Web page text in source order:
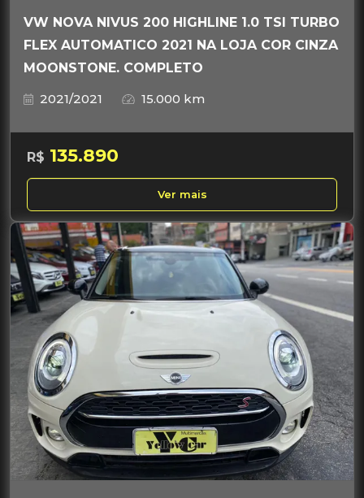
VW NOVA NIVUS 200 HIGHLINE 1.0 TSI TURBO
FLEX AUTOMATICO 2021 NA LOJA COR CINZA
MOONSTONE. COMPLETO
2021/2021
15.000 km
R$ 135.890
Ver mais